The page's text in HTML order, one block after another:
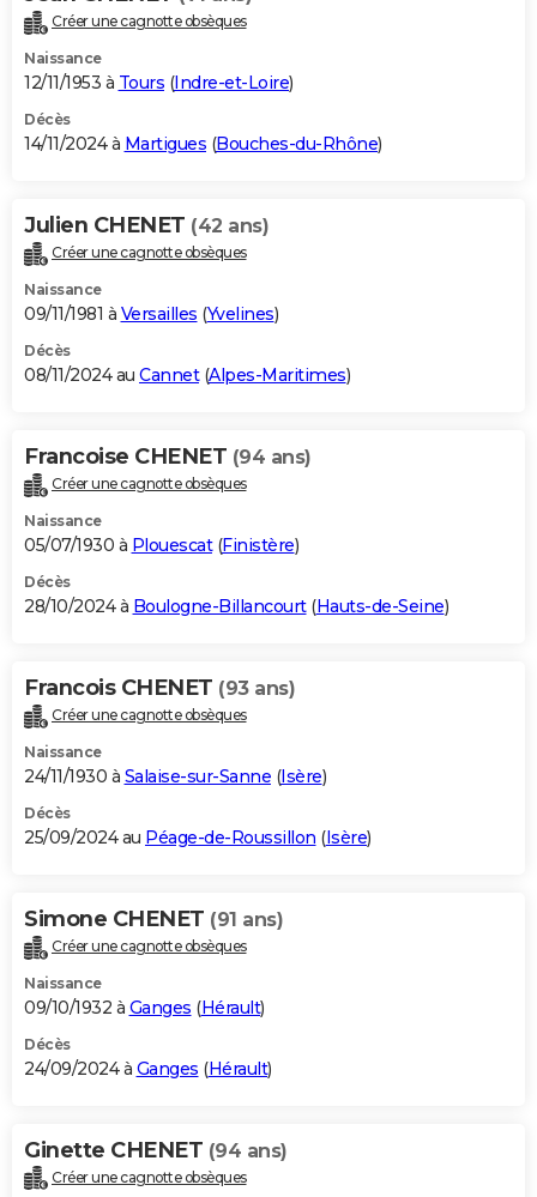
Créer une cagnotte obsèques
Naissance
12/11/1953 à Tours (Indre-et-Loire)
Décès
14/11/2024 à Martigues (Bouches-du-Rhône)
Julien CHENET (42 ans)
Créer une cagnotte obsèques
Naissance
09/11/1981 à Versailles (Yvelines)
Décès
08/11/2024 au Cannet(Alpes-Maritimes)
Francoise CHENET (94 ans)
Créer une cagnotte obsèques
Naissance
05/07/1930 à Plouescat(Finistère)
Décès
28/10/2024 à Boulogne-Billancourt(Hauts-de-Seine)
Francois CHENET (93 ans)
Créer une cagnotte obsèques
Naissance
24/11/1930 à Salaise-sur-Sanne (Isère)
Décès
25/09/2024 au Péage-de-Roussillon (Isère)
Simone CHENET (91 ans)
Créer une cagnotte obsèques
Naissance
09/10/1932 à Ganges (Hérault)
Décès
24/09/2024 à Ganges (Hérault)
Ginette CHENET (94 ans)
Créer une cagnotte obsèques